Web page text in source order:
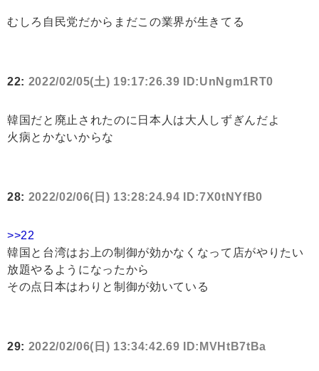
むしろ自民党だからまだこの業界が生きてる
22: 2022/02/05(土) 19:17:26.39 ID:UnNgm1RT0
韓国だと廃止されたのに日本人は大人しずぎんだよ
火病とかないからな
28: 2022/02/06(日) 13:28:24.94 ID:7X0tNYfB0
>>22
韓国と台湾はお上の制御が効かなくなって店がやりたい
放題やるようになったから
その点日本はわりと制御が効いている
29: 2022/02/06(日) 13:34:42.69 ID:MVHtB7tBa